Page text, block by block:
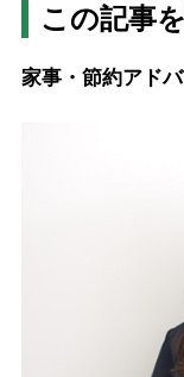
この記事
家事・節約アド